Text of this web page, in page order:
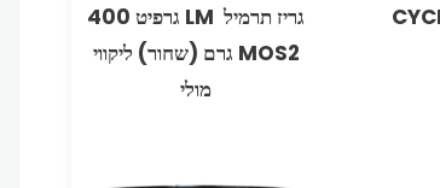
גריז תרמיל ‏ ‏LM גרפיט 400
MOS2 גרם (שחור) ליקווי
מולי